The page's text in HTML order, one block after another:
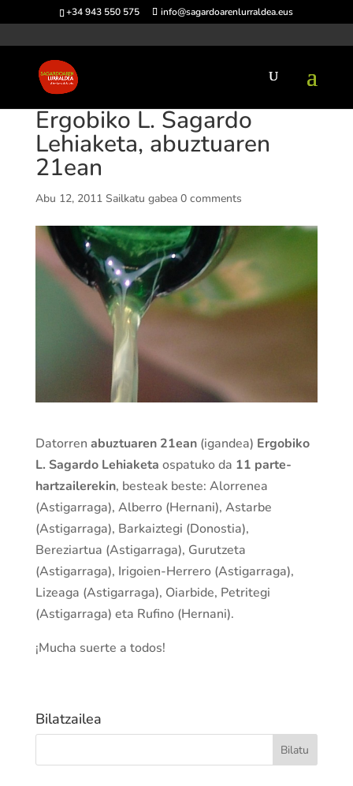
+34 943 550 575 info@sagardoarenlurraldea.eus
Ergobiko L. Sagardo
Lehiaketa, abuztuaren
21ean
Abu 12, 2011 Sailkatu gabea 0 comments
Datorren abuztuaren 21ean (igandea) Ergobiko
L. Sagardo Lehiaketa ospatuko da 11 parte-
hartzailerekin, besteak beste: Alorrenea
(Astigarraga), Alberro (Hernani), Astarbe
(Astigarraga), Barkaiztegi (Donostia),
Bereziartua (Astigarraga), Gurutzeta
(Astigarraga), Irigoien-Herrero (Astigarraga),
Lizeaga (Astigarraga), Oiarbide, Petritegi
(Astigarraga) eta Rufino (Hernani).
¡Mucha suerte a todos!
Bilatzailea